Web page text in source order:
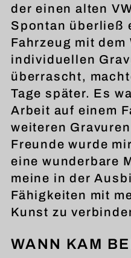
der einen alten
Spontan überließ
Fahrzeug mit
individuellen
überrascht,
Tage später. Es
Arbeit auf einem
weiteren
Freunde wurde
eine wunderbare
meine in der
Fähigkeiten mit
Kunst zu
WANN KAM